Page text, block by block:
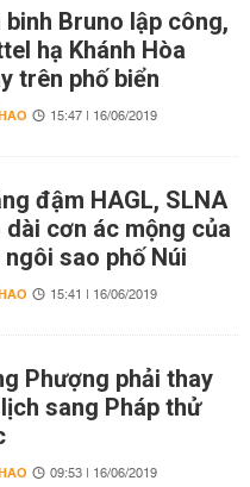
binh Bruno lập công,
hạ Khánh Hòa
trên phố biển
15:47 | 16/06/2019
đậm HAGL, SLNA
dài cơn ác mộng của
ngôi sao phố Núi
15:41 | 16/06/2019
Phượng phải thay
sang Pháp thử
09:53 | 16/06/2019